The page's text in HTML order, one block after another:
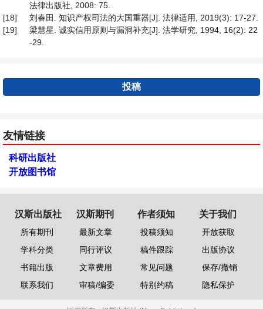
法律出版社, 2008: 75.
[18]
刘春田. 知识产权司法的大国重器[J]. 法律适用, 2019(3): 17-27.
[19]
梁慧星. 诚实信用原则与漏洞补充[J]. 法学研究, 1994, 16(2): 22
-29.
投稿
友情链接
科研出版社
开放图书馆
汉斯出版社
所有期刊
学科分类
书籍出版
联系我们
汉斯期刊
最新文章
同行评议
文章费用
审稿/编委
作者须知
投稿须知
稿件跟踪
常见问题
特别约稿
关于我们
开放获取
出版协议
保存/撤销
隐私保护